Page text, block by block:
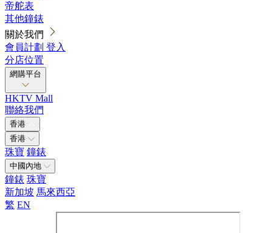
帝舵表
其他鐘錶
關於我們
會員計劃 登入
分店位置
網購平台
HKTV Mall
聯絡我們
香港
香港
珠寶 鐘錶
中國內地
鐘錶 珠寶
新加坡 馬來西亞
繁 EN